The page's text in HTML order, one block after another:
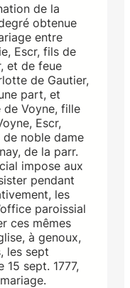
de la
obtenue
entre
Escr, fils de
et de feue
de Gautier,
part, et
de Voyne, fille
Escr,
noble dame
de la parr.
impose aux
pendant
les
paroissial
ces mêmes
à genoux,
les sept
15 sept. 1777,